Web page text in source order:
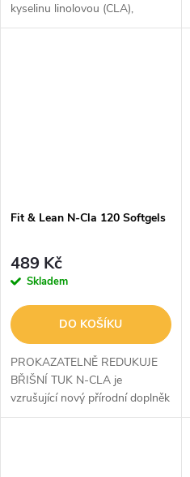
kyselinu linolovou (CLA),
přirozeně se vyskytující
Fit & Lean N-Cla 120 Softgels
489 Kč
Skladem
DO KOŠÍKU
PROKAZATELNĚ REDUKUJE
BŘIŠNÍ TUK N-CLA je
vzrušující nový přírodní doplněk
pro regulaci hmotnosti, který se